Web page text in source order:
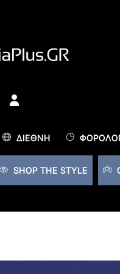
Αναζήτηση
ΔΙΕΘΝΉ
SHOP THE STYLE